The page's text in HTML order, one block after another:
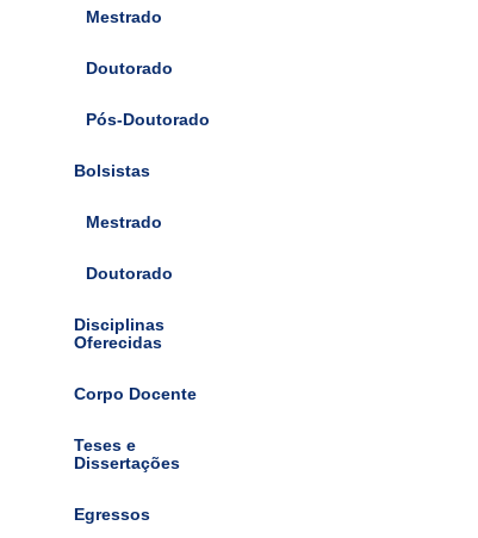
Mestrado
Doutorado
Pós-Doutorado
Bolsistas
Mestrado
Doutorado
Disciplinas
Oferecidas
Corpo Docente
Teses e
Dissertações
Egressos